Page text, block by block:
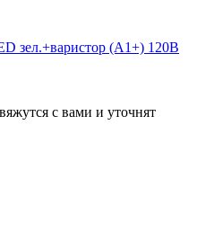
зел.+варистор (A1+) 120В
с вами и уточнят